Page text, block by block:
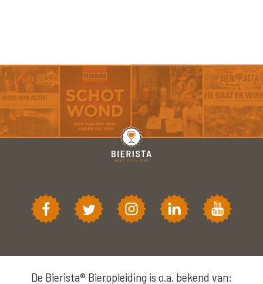
De Bierista® Bieropleiding is o.a. bekend van: